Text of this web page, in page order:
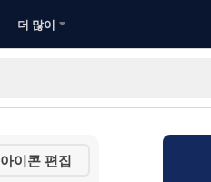
더 많이
아이콘 편집